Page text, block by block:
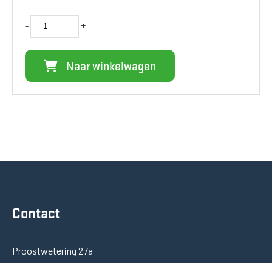
- +
Naar winkelwagen
Contact
Proostwetering 27a